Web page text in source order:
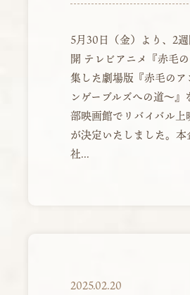
5月30日（金）より、2
開 テレビアニメ『赤毛
集した劇場版『赤毛のア
ンゲーブルズへの道～』
部映画館でリバイバル上
が決定いたしました。本
社...
2025.02.20